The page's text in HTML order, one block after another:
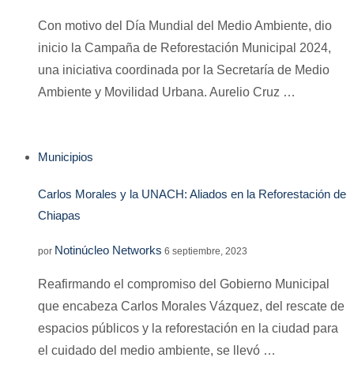
Con motivo del Día Mundial del Medio Ambiente, dio
inicio la Campaña de Reforestación Municipal 2024,
una iniciativa coordinada por la Secretaría de Medio
Ambiente y Movilidad Urbana. Aurelio Cruz …
Municipios
Carlos Morales y la UNACH: Aliados en la Reforestación de
Chiapas
por Notinúcleo Networks 6 septiembre, 2023
Reafirmando el compromiso del Gobierno Municipal
que encabeza Carlos Morales Vázquez, del rescate de
espacios públicos y la reforestación en la ciudad para
el cuidado del medio ambiente, se llevó …